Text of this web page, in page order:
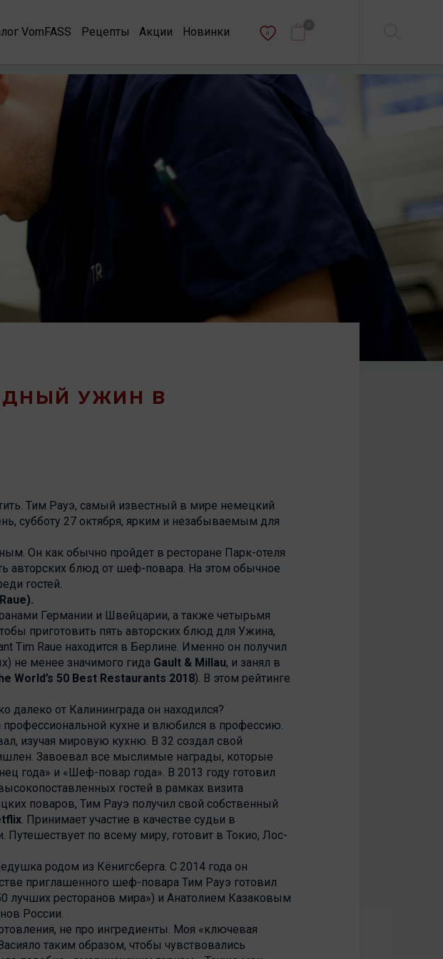
VomFASS Рецепты Акции Новинки 0
УЖИН В
Тим Рауэ, самый известный в мире немецкий
субботу 27 октября, ярким и незабываемым для
Он как обычно пройдет в ресторане Парк-отеля
авторских блюд от шеф-повара. На этом обычное
гостей.
Германии и Швейцарии, а также четырьмя
приготовить пять авторских блюд для Ужина,
Tim Raue находится в Берлине. Именно он получил
не менее значимого гида Gault & Millau, и занял в
World’s 50 Best Restaurants 2018). В этом рейтинге
далеко от Калининграда он находился?
кухне и влюбился в профессию.
изучая мировую кухню. В 32 создал свой
Завоевал все мыслимые награды, которые
года» и «Шеф-повар года». В 2013 году готовил
гостей в рамках визита
поваров, Тим Рауэ получил свой собственный
. Принимает участие в качестве судьи в
Путешествует по всему миру, готовит в Токио, Лос-
родом из Кёнигсберга. С 2014 года он
приглашенного шеф-повара Тим Рауэ готовил
лучших ресторанов мира») и Анатолием Казаковым
России.
не про ингредиенты. Моя «ключевая
таким образом, чтобы чувствовались